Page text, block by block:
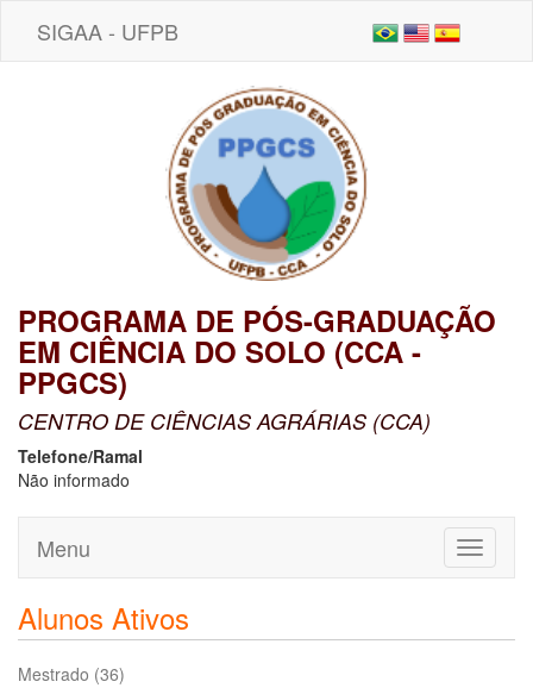
SIGAA - UFPB
PROGRAMA DE PÓS-GRADUAÇÃO
EM CIÊNCIA DO SOLO (CCA -
PPGCS)
CENTRO DE CIÊNCIAS AGRÁRIAS (CCA)
Telefone/Ramal
Não informado
Toggle
Menu
Alunos Ativos
Mestrado (36)